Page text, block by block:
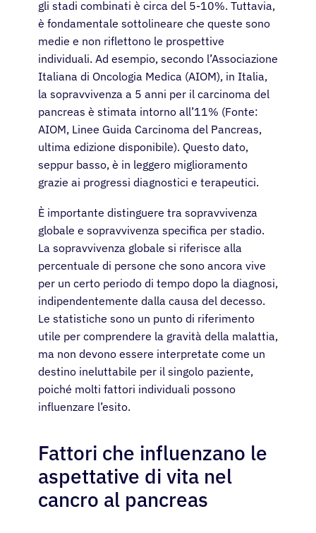
gli stadi combinati è circa del 5-10%. Tuttavia,
è fondamentale sottolineare che queste sono
medie e non riflettono le prospettive
individuali. Ad esempio, secondo l’Associazione
Italiana di Oncologia Medica (AIOM), in Italia,
la sopravvivenza a 5 anni per il carcinoma del
pancreas è stimata intorno all’11% (Fonte:
AIOM, Linee Guida Carcinoma del Pancreas,
ultima edizione disponibile). Questo dato,
seppur basso, è in leggero miglioramento
grazie ai progressi diagnostici e terapeutici.
È importante distinguere tra sopravvivenza
globale e sopravvivenza specifica per stadio.
La sopravvivenza globale si riferisce alla
percentuale di persone che sono ancora vive
per un certo periodo di tempo dopo la diagnosi,
indipendentemente dalla causa del decesso.
Le statistiche sono un punto di riferimento
utile per comprendere la gravità della malattia,
ma non devono essere interpretate come un
destino ineluttabile per il singolo paziente,
poiché molti fattori individuali possono
influenzare l’esito.
Fattori che influenzano le
aspettative di vita nel
cancro al pancreas